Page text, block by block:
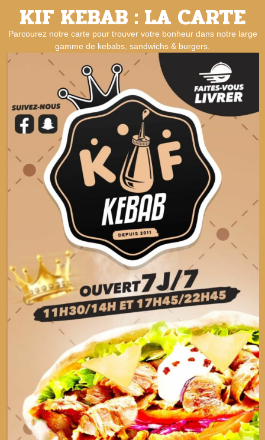
KIF KEBAB : LA CARTE
Parcourez notre carte pour trouver votre bonheur dans notre large
gamme de kebabs, sandwichs & burgers.